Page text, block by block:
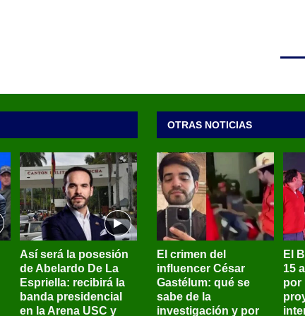
Así será la posesión
de Abelardo De La
Espriella: recibirá la
banda presidencial
en la Arena USC y
OTRAS NOTICIAS
El crimen del
influencer César
Gastélum: qué se
sabe de la
investigación y por
El
15
por